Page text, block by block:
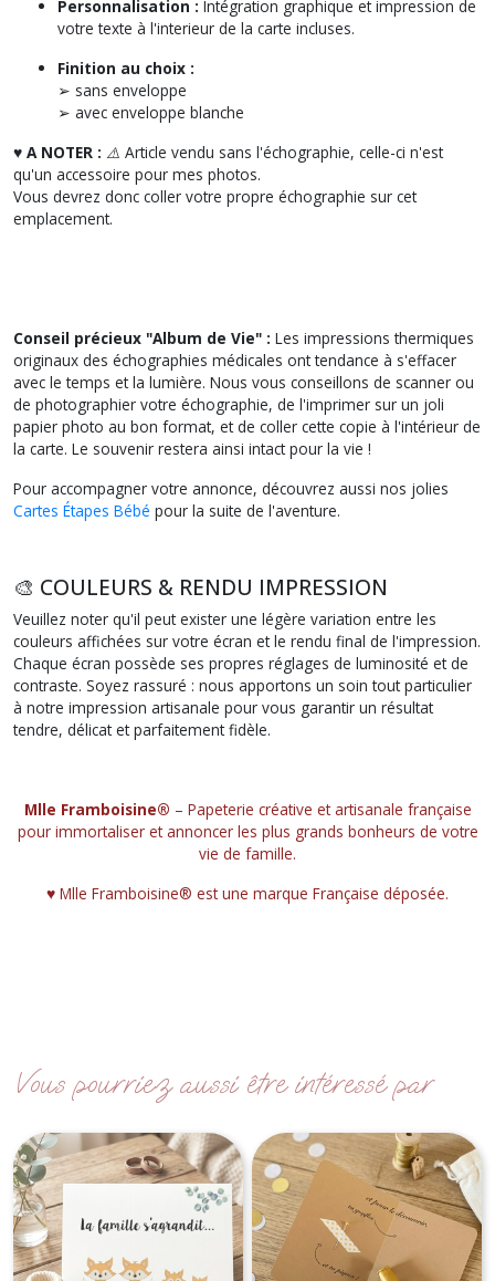
Personnalisation : Intégration graphique et impression de
votre texte à l'interieur de la carte incluses.
Finition au choix :
➢ sans enveloppe
➢ avec enveloppe blanche
♥︎ A NOTER : ⚠️ Article vendu sans l'échographie, celle-ci n'est
qu'un accessoire pour mes photos.
Vous devrez donc coller votre propre échographie sur cet
emplacement.
Conseil précieux "Album de Vie" : Les impressions thermiques
originaux des échographies médicales ont tendance à s'effacer
avec le temps et la lumière. Nous vous conseillons de scanner ou
de photographier votre échographie, de l'imprimer sur un joli
papier photo au bon format, et de coller cette copie à l'intérieur de
la carte. Le souvenir restera ainsi intact pour la vie !
Pour accompagner votre annonce, découvrez aussi nos jolies
Cartes Étapes Bébé pour la suite de l'aventure.
🎨 COULEURS & RENDU IMPRESSION
Veuillez noter qu'il peut exister une légère variation entre les
couleurs affichées sur votre écran et le rendu final de l'impression.
Chaque écran possède ses propres réglages de luminosité et de
contraste. Soyez rassuré : nous apportons un soin tout particulier
à notre impression artisanale pour vous garantir un résultat
tendre, délicat et parfaitement fidèle.
Mlle Framboisine® – Papeterie créative et artisanale française
pour immortaliser et annoncer les plus grands bonheurs de votre
vie de famille.
♥︎ Mlle Framboisine® est une marque Française déposée.
Vous pourriez aussi être intéressé par